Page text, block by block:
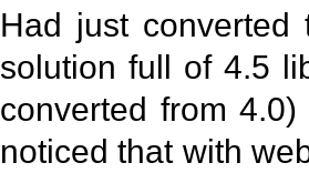
Had just converted
solution full of 4.5
converted from
noticed that with